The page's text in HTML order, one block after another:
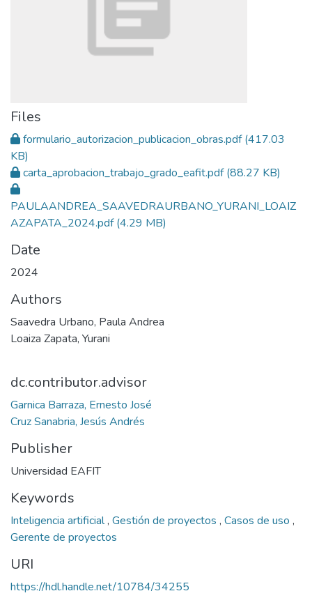
Files
formulario_autorizacion_publicacion_obras.pdf(417.03
KB)
carta_aprobacion_trabajo_grado_eafit.pdf(88.27 KB)
PAULAANDREA_SAAVEDRAURBANO_YURANI_LOAIZ
AZAPATA_2024.pdf(4.29 MB)
Date
2024
Authors
Saavedra Urbano, Paula Andrea
Loaiza Zapata, Yurani
dc.contributor.advisor
Garnica Barraza, Ernesto José
Cruz Sanabria, Jesús Andrés
Publisher
Universidad EAFIT
Keywords
Inteligencia artificial, Gestión de proyectos , Casos de uso ,
Gerente de proyectos
URI
https://hdl.handle.net/10784/34255